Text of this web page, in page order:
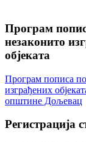
Програм
незаконито
објеката
Програм пописа
изграђених
општине Дољевац
Регистрација